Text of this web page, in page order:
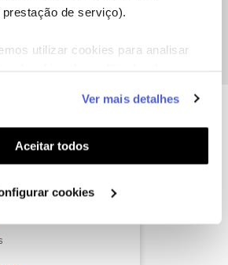
de serviço).
utilizar cookies para analisar
de personalização e
anúncios aos seus interesses
personalizada). Pode gerir a
clicando em "Configurar
Ver mais detalhes
Aceitar todos
cookies
de julho